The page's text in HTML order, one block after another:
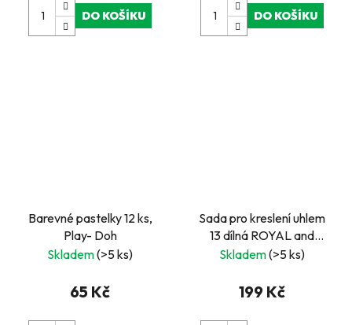
DO KOŠÍKU DO KOŠÍKU
Barevné pastelky 12 ks,
Play- Doh
Skladem(>5 ks)
65 Kč
Sada pro kreslení uhlem
13 dílná ROYAL and
LANGNICKEL
Skladem(>5 ks)
199 Kč